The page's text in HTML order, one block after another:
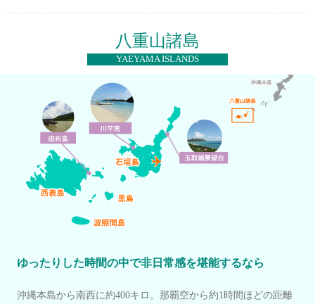
八重山諸島
YAEYAMA ISLANDS
ゆったりした時間の中で非日常感を堪能するなら
沖縄本島から南西に約400キロ。那覇空から約1時間ほどの距離